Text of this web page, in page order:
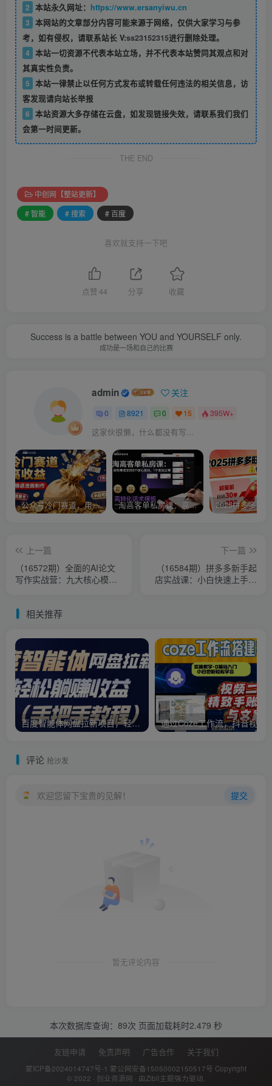
2 本站永久网址： https://www.ersanyiwu.cn
3 本网站的文章部分内容可能来源于网络，仅供大家学习与参
考，如有侵权，请联系站长 V:ss23152315进行删除处理。
4 本站一切资源不代表本站立场，并不代表本站赞同其观点和对
其真实性负责。
5 本站一律禁止以任何方式发布或转载任何违法的相关信息，访
客发现请向站长举报
6 本站资源大多存储在云盘，如发现链接失效，请联系我们我们
会第一时间更新。
THE END
中创网【整站更新】
# 智能
# 搜索 # 百度
喜欢就支持一下吧
点赞44 分享 收藏
Success is a battle between YOU and YOURSELF only.
成功是一场和自己的比赛
admin 关注
0 8921 0 15 395W+
这家伙很懒，什么都没有写...
公众号冷门赛道，用AI做情感漫画，7天开通流量主，操作简单，小白可玩 淘高客单私房课：高客单成交的3个核心基础，1个实操法宝
上一篇
（16572期）全面的AI论文
写作实战营：九大核心模
下一篇
（16584期）拼多多新手起
店实战课：小白快速上手拼
相关推荐
百度智能体网盘拉新项目，轻松躺賺收益，手把手教程
评论 抢沙发
欢迎您留下宝贵的见解！ 提交
暂无评论内容
本次数据库查询：89次 页面加载耗时2.479 秒
友链申请 免责声明 广告合作 关于我们
蒙ICP备2024014747号-1 蒙公网安备15050002150517号 Copyright
© 2022 · 创业资源网 · 由Zibll主题强力驱动.